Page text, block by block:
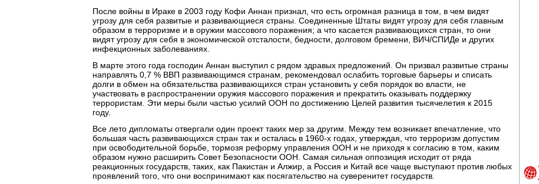
После войны в Ираке в 2003 году Кофи Аннан признал, что есть огромная разница в том, в чем видят
угрозу для себя развитые и развивающиеся страны. Соединенные Штаты видят угрозу для себя главным
образом в терроризме и в оружии массового поражения; а что касается развивающихся стран, то они
видят угрозу для себя в экономической отсталости, бедности, долговом бремени, ВИЧ/СПИДе и других
инфекционных заболеваниях.
В марте этого года господин Аннан выступил с рядом здравых предложений. Он призвал развитые страны
направлять 0,7 % ВВП развивающимся странам, рекомендовал ослабить торговые барьеры и списать
долги в обмен на обязательства развивающихся стран установить у себя порядок во власти, не
участвовать в распространении оружия массового поражения и прекратить оказывать поддержку
террористам. Эти меры были частью усилий ООН по достижению Целей развития тысячелетия к 2015
году.
Все лето дипломаты отвергали один проект таких мер за другим. Между тем возникает впечатление, что
большая часть развивающихся стран так и осталась в 1960-х годах, утверждая, что терроризм допустим
при освободительной борьбе, тормозя реформу управления ООН и не приходя к согласию в том, каким
образом нужно расширить Совет Безопасности ООН. Самая сильная оппозиция исходит от ряда
реакционных государств, таких, как Пакистан и Алжир, а Россия и Китай все чаще выступают против любых
проявлений того, что они воспринимают как посягательство на суверенитет государств.